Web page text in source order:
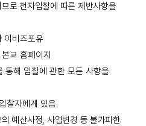
로 전자입찰에 따른 제반사항을
이비즈포유
본교 홈페이지
통해 입찰에 관한 모든 사항을
찰자에게 있음.
예산사정, 사업변경 등 불가피한